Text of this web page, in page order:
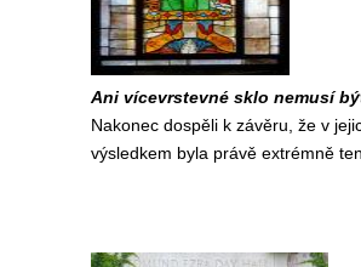
Ani vícevrstevné sklo nemusí
Nakonec dospěli k závěru, že v
výsledkem byla právě extrémně